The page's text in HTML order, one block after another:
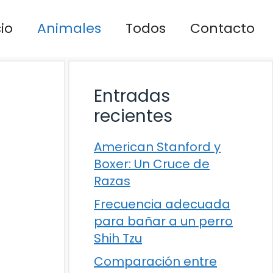
Animales Todos Contacto
Entradas
recientes
American Stanford y
Boxer: Un Cruce de
Razas
Frecuencia adecuada
para bañar a un perro
Shih Tzu
Comparación entre